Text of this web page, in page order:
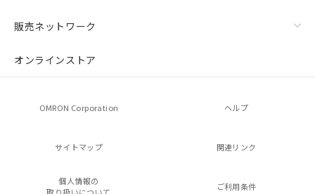
販売ネットワーク
オンラインストア
OMRON Corporation ヘルプ
サイトマップ 関連リンク
個人情報の
ご利用条件